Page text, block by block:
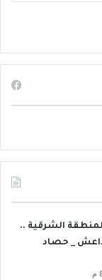
الشرقية ..
داعش _ حصاد